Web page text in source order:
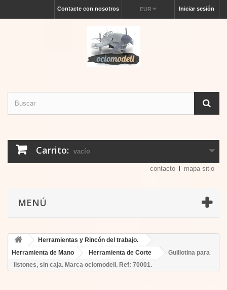
Iniciar sesión
EUR
Contacte con nosotros
Carrito: vacío
contacto mapa sitio
MENÚ
Herramientas y Rincón del trabajo.
Herramienta de Mano
Herramienta de Corte
Guillotina para
listones, sin caja. Marca ociomodell. Ref: 70001.